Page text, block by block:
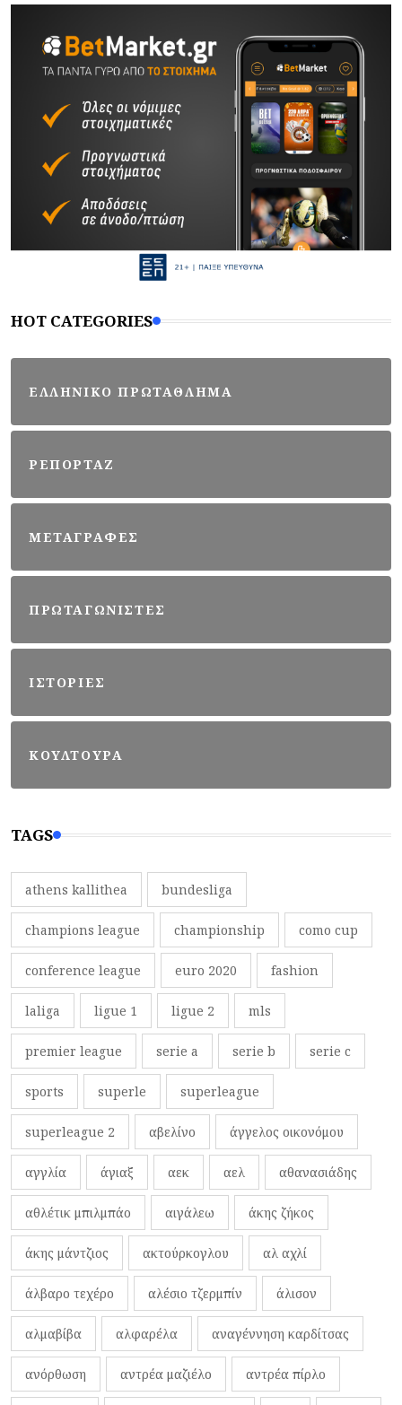
HOT CATEGORIES
ΕΛΛΗΝΙΚΟ ΠΡΩΤΑΘΛΗΜΑ
ΡΕΠΟΡΤΑΖ
ΜΕΤΑΓΡΑΦΕΣ
ΠΡΩΤΑΓΩΝΙΣΤΕΣ
ΙΣΤΟΡΙΕΣ
ΚΟΥΛΤΟΥΡΑ
TAGS
athens kallithea bundesliga
champions league championship como cup
conference league euro 2020 fashion
laliga ligue 1 ligue 2 mls
premier league serie a serie b serie c
sports superle superleague
superleague 2 αβελίνο άγγελος οικονόμου
αγγλία άγιαξ αεκ αελ αθανασιάδης
αθλέτικ μπιλμπάο αιγάλεω άκης ζήκος
άκης μάντζιος ακτούρκογλου αλ αχλί
άλβαρο τεχέρο αλέσιο τζερμπίν άλισον
αλμαβίβα αλφαρέλα αναγέννηση καρδίτσας
ανόρθωση αντρέα μαζιέλο αντρέα πίρλο